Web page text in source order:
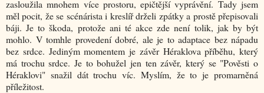
zasloužila mnohem více prostoru, epičtější vyprávění. Tady jsem
měl pocit, že se scénárista i kreslíř drželi zpátky a prostě přepisovali
báji. Je to škoda, protože ani té akce zde není tolik, jak by být
mohlo. V tomhle provedení dobré, ale je to adaptace bez nápadu
bez srdce. Jediným momentem je závěr Héraklova příběhu, který
má trochu srdce. Je to bohužel jen ten závěr, který se "Pověsti o
Héraklovi" snažil dát trochu víc. Myslím, že to je promarněná
příležitost.